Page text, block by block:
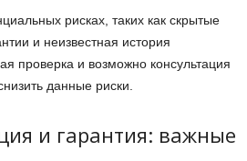
рисках, таких как скрытые
и неизвестная история
проверка и возможно консультация
данные риски.
и гарантия: важные